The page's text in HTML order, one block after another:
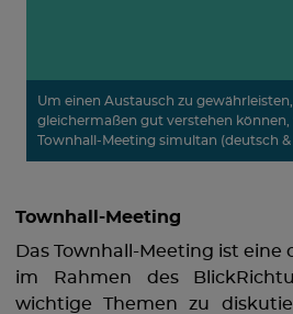
Um einen Austausch zu
gleichermaßen gut verstehen
Townhall-Meeting simultan (deutsch &
Townhall-Meeting
Das Townhall-Meeting ist eine
im Rahmen des
wichtige Themen zu